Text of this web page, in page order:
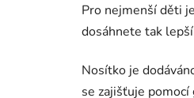
Pro nejmenší děti
dosáhnete tak
Nosítko je
se zajišťuje pomocí